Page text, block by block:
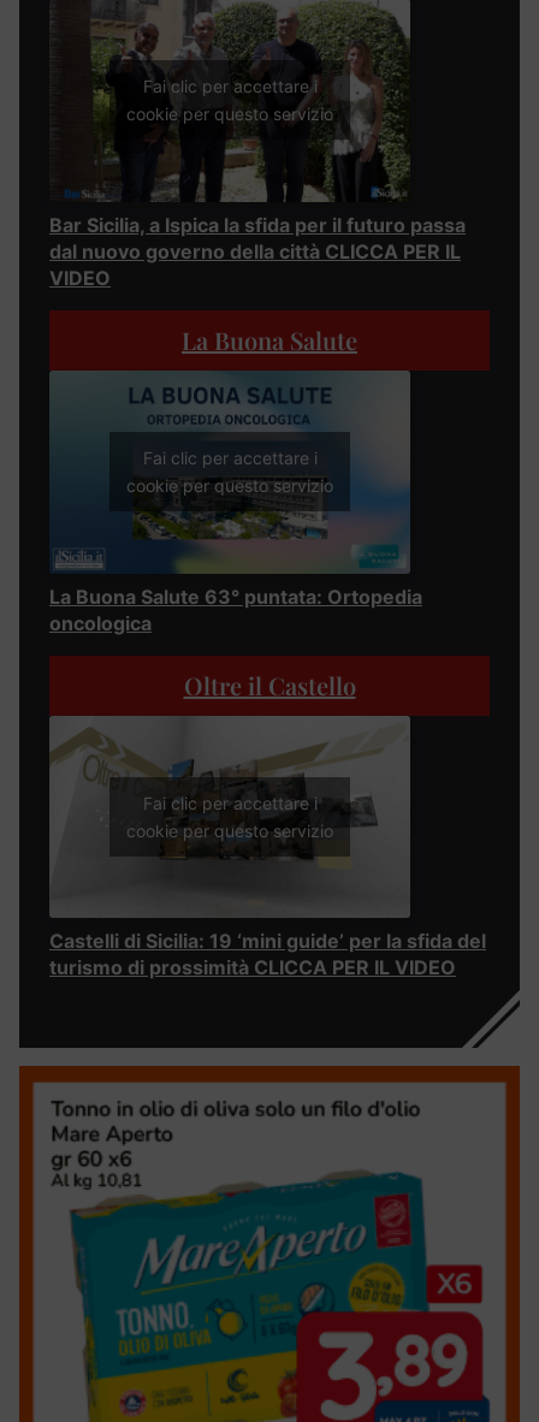
Fai clic per accettare i
cookie per questo servizio
Bar Sicilia, a Ispica la sfida per il futuro passa
dal nuovo governo della città CLICCA PER IL
VIDEO
La Buona Salute
Fai clic per accettare i
cookie per questo servizio
La Buona Salute 63° puntata: Ortopedia
oncologica
Oltre il Castello
Fai clic per accettare i
cookie per questo servizio
Castelli di Sicilia: 19 ‘mini guide’ per la sfida del
turismo di prossimità CLICCA PER IL VIDEO